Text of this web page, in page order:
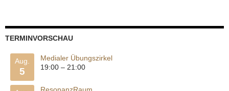
TERMINVORSCHAU
Aug.
5
Medialer Übungszirkel
19:00 – 21:00